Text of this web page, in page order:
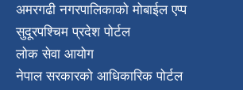
अमरगढी नगरपालिकाको मोबाईल एप्प
सुदूरपश्चिम प्रदेश पोर्टल
लोक सेवा आयोग
नेपाल सरकारको आधिकारिक पोर्टल